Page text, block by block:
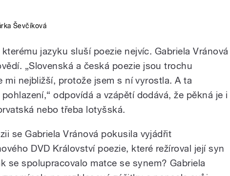
Ševčíková
jazyku sluší poezie nejvíc. Gabriela Vránová
„Slovenská a česká poezie jsou trochu
mi nejbližší, protože jsem s ní vyrostla. A ta
odpovídá a vzápětí dodává, že pěkná je i
nebo třeba lotyšská.
se Gabriela Vránová pokusila vyjádřit
DVD Království poezie, které režíroval její syn
se spolupracovalo matce se synem? Gabriela